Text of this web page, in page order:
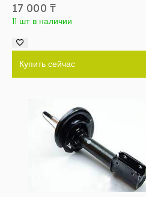
17 000 ₸
11 шт в наличии
Купить сейчас